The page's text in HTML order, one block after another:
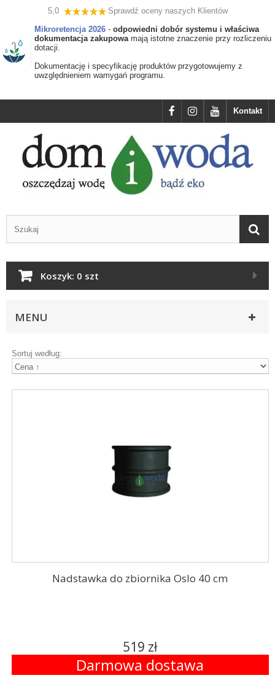
5,0
Sprawdź oceny naszych Klientów
Mikroretencja 2026 - odpowiedni dobór systemu i właściwa
dokumentacja zakupowamają istotne znaczenie przy rozliczeniu
dotacji.
Dokumentację i specyfikację produktów przygotowujemy z
uwzględnieniem wamygań programu.
Kontakt
Koszyk: 0 szt
MENU
Sortuj według:
Nadstawka do zbiornika Oslo 40 cm
519 zł
Darmowa dostawa